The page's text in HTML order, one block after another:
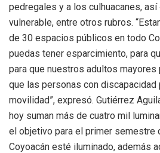
pedregales y a los culhuacanes,
vulnerable, entre otros rubros.
de 30 espacios públicos en todo
puedas tener esparcimiento, para
para que nuestros adultos mayores
que las personas con discapacidad
movilidad”, expresó. Gutiérrez
hoy suman más de cuatro mil
el objetivo para el primer semestre
Coyoacán esté iluminado, además